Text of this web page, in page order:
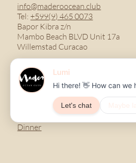
info@maderoocean.club
Tel: +599(9) 465 0073
Bapor Kibra z/n
Mambo Beach BLVD Unit 17a
Willemstad Curacao
Menu
Dinner